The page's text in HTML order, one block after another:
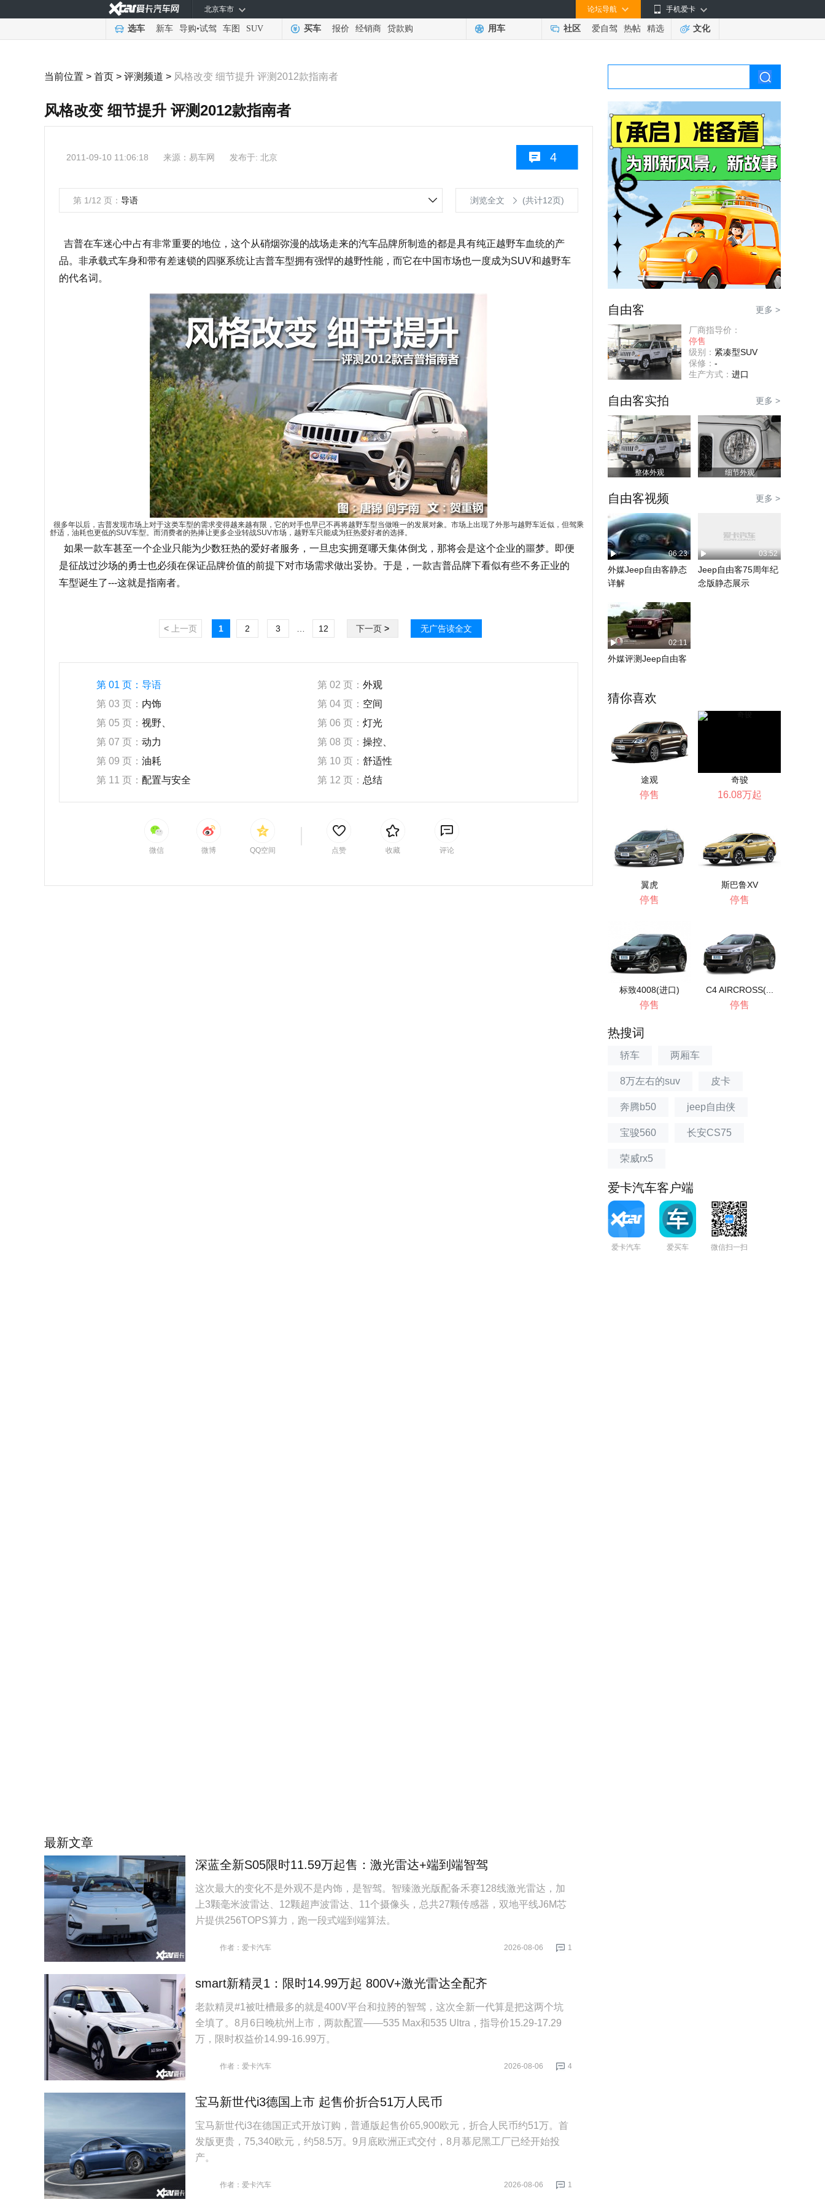
手机爱卡
论坛导航
北京车市
选车 新车 导购•试驾 车图 SUV 买车 报价 经销商 贷款购 用车 社区 爱自驾 热帖 精选 文化
当前位置 > 首页 > 评测频道 > 风格改变 细节提升 评测2012款指南者
风格改变 细节提升 评测2012款指南者
4
2011-09-10 11:06:18 来源： 易车网 发布于: 北京
第 1/12 页： 导语 浏览全文 (共计12页)
吉普在车迷心中占有非常重要的地位，这个从硝烟弥漫的战场走来的汽车品牌所制造的都是具有纯正越野车血统的产
品。非承载式车身和带有差速锁的四驱系统让吉普车型拥有强悍的越野性能，而它在中国市场也一度成为SUV和越野车
的代名词。
很多年以后，吉普发现市场上对于这类车型的需求变得越来越有限，它的对手也早已不再将越野车型当做唯一的发展对象。市场上出现了外形与越野车近似，但驾乘
舒适，油耗也更低的SUV车型。而消费者的热捧让更多企业转战SUV市场，越野车只能成为狂热爱好者的选择。
如果一款车甚至一个企业只能为少数狂热的爱好者服务，一旦忠实拥趸哪天集体倒戈，那将会是这个企业的噩梦。即便
是征战过沙场的勇士也必须在保证品牌价值的前提下对市场需求做出妥协。于是，一款吉普品牌下看似有些不务正业的
车型诞生了---这就是指南者。
< 上一页 1 2 3 12 下一页 > 无广告读全文
第 01 页： 导语 第 02 页： 外观
第 03 页： 内饰 第 04 页： 空间
第 05 页： 视野、 第 06 页： 灯光
第 07 页： 动力 第 08 页： 操控、
第 09 页： 油耗 第 10 页： 舒适性
第 11 页： 配置与安全 第 12 页： 总结
微信 微博 QQ空间 点赞 收藏 评论
最新文章
深蓝全新S05限时11.59万起售：激光雷达+端到端智驾
这次最大的变化不是外观不是内饰，是智驾。智臻激光版配备禾赛128线激光雷达，加
上3颗毫米波雷达、12颗超声波雷达、11个摄像头，总共27颗传感器，双地平线J6M芯
片提供256TOPS算力，跑一段式端到端算法。
作者：爱卡汽车 1
2026-08-06
smart新精灵1：限时14.99万起 800V+激光雷达全配齐
老款精灵#1被吐槽最多的就是400V平台和拉胯的智驾，这次全新一代算是把这两个坑
全填了。8月6日晚杭州上市，两款配置——535 Max和535 Ultra，指导价15.29-17.29
万，限时权益价14.99-16.99万。
作者：爱卡汽车 4
2026-08-06
宝马新世代i3德国上市 起售价折合51万人民币
宝马新世代i3在德国正式开放订购，普通版起售价65,900欧元，折合人民币约51万。首
发版更贵，75,340欧元，约58.5万。9月底欧洲正式交付，8月慕尼黑工厂已经开始投
产。
作者：爱卡汽车 1
2026-08-06
自由客 更多 >
厂商指导价：
停售
级别： 紧凑型SUV
保修： -
生产方式： 进口
自由客实拍 更多 >
整体外观 细节外观
自由客视频 更多 >
06:23
外媒Jeep自由客静态
详解
03:52
Jeep自由客75周年纪
念版静态展示
02:11
外媒评测Jeep自由客
猜你喜欢
途观
停售
奇骏
16.08万起
翼虎
停售
斯巴鲁XV
停售
标致4008(进口)
停售
C4 AIRCROSS(...
停售
热搜词
轿车 两厢车
8万左右的suv 皮卡
奔腾b50 jeep自由侠
宝骏560 长安CS75
荣威rx5
爱卡汽车客户端
爱卡汽车 爱买车 微信扫一扫